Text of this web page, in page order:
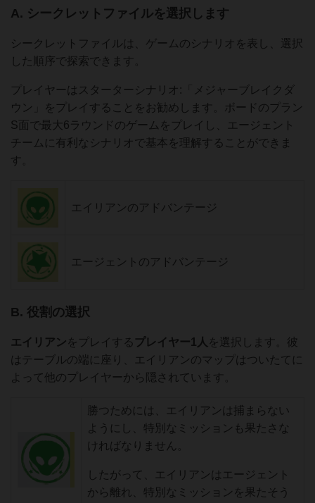
A. シークレットファイルを選択します
シークレットファイルは、ゲームのシナリオを表し、選択
した順序で探索できます。
プレイヤーはスターターシナリオ:「メジャーブレイクダ
ウン」をプレイすることをお勧めします。ボードのプラン
S面で最大6ラウンドのゲームをプレイし、エージェント
チームに有利なシナリオで基本を理解することができま
す。
エイリアンのアドバンテージ
エージェントのアドバンテージ
B. 役割の選択
エイリアン をプレイする プレイヤー1人 を選択します。彼
はテーブルの端に座り、エイリアンのマップはついたてに
よって他のプレイヤーから隠されています。
勝つためには、エイリアンは捕まらない
ようにし、特別なミッションも果たさな
ければなりません。
したがって、エイリアンはエージェント
から離れ、特別なミッションを果たそう